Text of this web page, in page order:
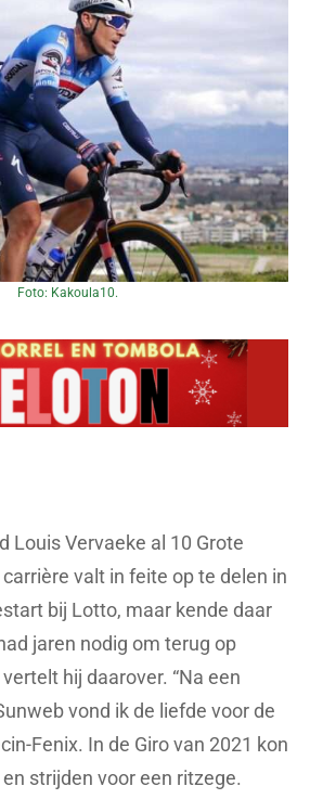
Foto: Kakoula10.
Louis Vervaeke al 10 Grote
valt in feite op te delen in
bij Lotto, maar kende daar
jaren nodig om terug op
hij daarover. “Na een
vond ik de liefde voor de
Fenix. In de Giro van 2021 kon
strijden voor een ritzege.